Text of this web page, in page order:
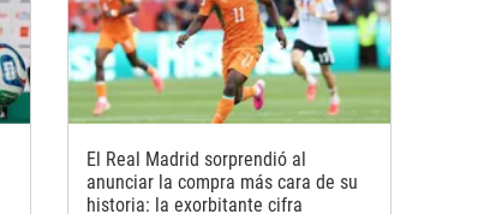
El Real Madrid sorprendió al
anunciar la compra más cara de su
historia: la exorbitante cifra